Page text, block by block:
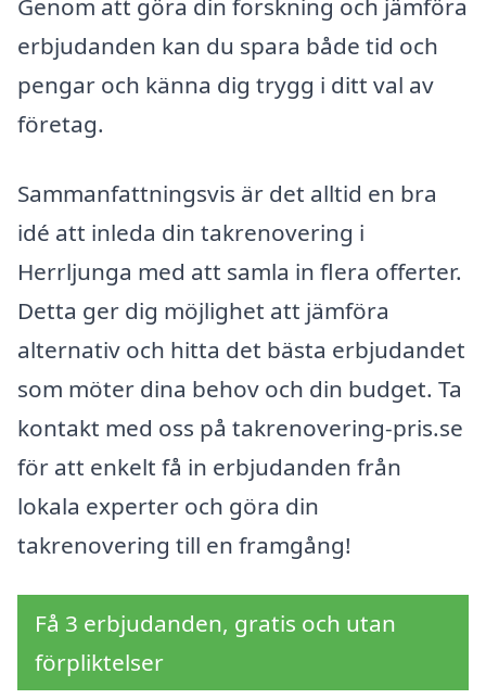
Genom att göra din forskning och jämföra
erbjudanden kan du spara både tid och
pengar och känna dig trygg i ditt val av
företag.
Sammanfattningsvis är det alltid en bra
idé att inleda din takrenovering i
Herrljunga med att samla in flera offerter.
Detta ger dig möjlighet att jämföra
alternativ och hitta det bästa erbjudandet
som möter dina behov och din budget. Ta
kontakt med oss på takrenovering-pris.se
för att enkelt få in erbjudanden från
lokala experter och göra din
takrenovering till en framgång!
Få 3 erbjudanden, gratis och utan
förpliktelser